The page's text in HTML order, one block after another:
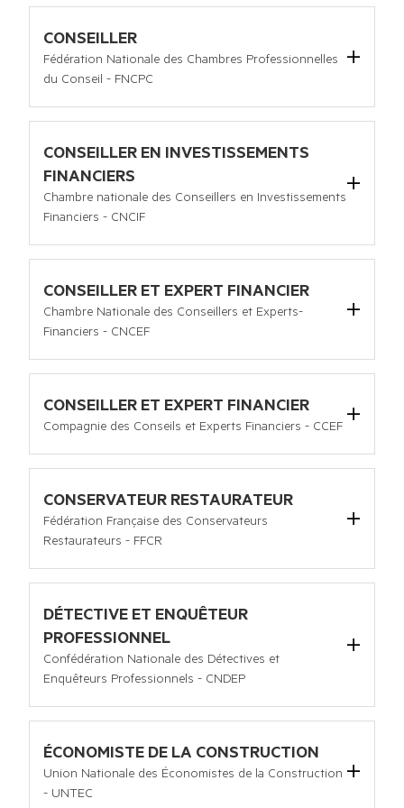
Tel :01 45 72 67 39
Email :contact@symev.org
Site internet :
https://symev.org/
PRÉSIDENT
Jean-Pierre OSENAT
CONSEILLER
Fédération Nationale des Chambres Professionnelles
du Conseil - FNCPC
Seine
Tel :09 50 26 99 56
Site internet : https://www.fncpc.org/
CONSEILLER EN INVESTISSEMENTS
FINANCIERS
Chambre nationale des Conseillers en Investissements
Financiers - CNCIF
CONSEILLER ET EXPERT FINANCIER
Chambre Nationale des Conseillers et Experts-
Financiers - CNCEF
Tel :01 56 26 06 01
Email :contact@cncef.org
Site internet :
www.cncef.com
CONSEILLER ET EXPERT FINANCIER
Compagnie des Conseils et Experts Financiers - CCEF
Tel :01 44 94 27 70
Email :ccef@ccef.net
Site internet :
https://www.ccef.net/
CONSERVATEUR RESTAURATEUR
Fédération Française des Conservateurs
Restaurateurs - FFCR
Tel :06 95 20 25 02
Email :contact@ffcr.fr
DÉTECTIVE ET ENQUÊTEUR
PROFESSIONNEL
Confédération Nationale des Détectives et
Enquêteurs Professionnels - CNDEP
Tel :04.67.58.23.65
Email :contact@cndep.fr
https://www.cndep.fr/
ÉCONOMISTE DE LA CONSTRUCTION
Union Nationale des Économistes de la Construction
- UNTEC